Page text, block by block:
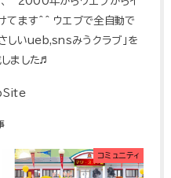
てます^^ ウエブで全自動で
しいueb,snsみうクラブ」を
ました♬
コミュニティ